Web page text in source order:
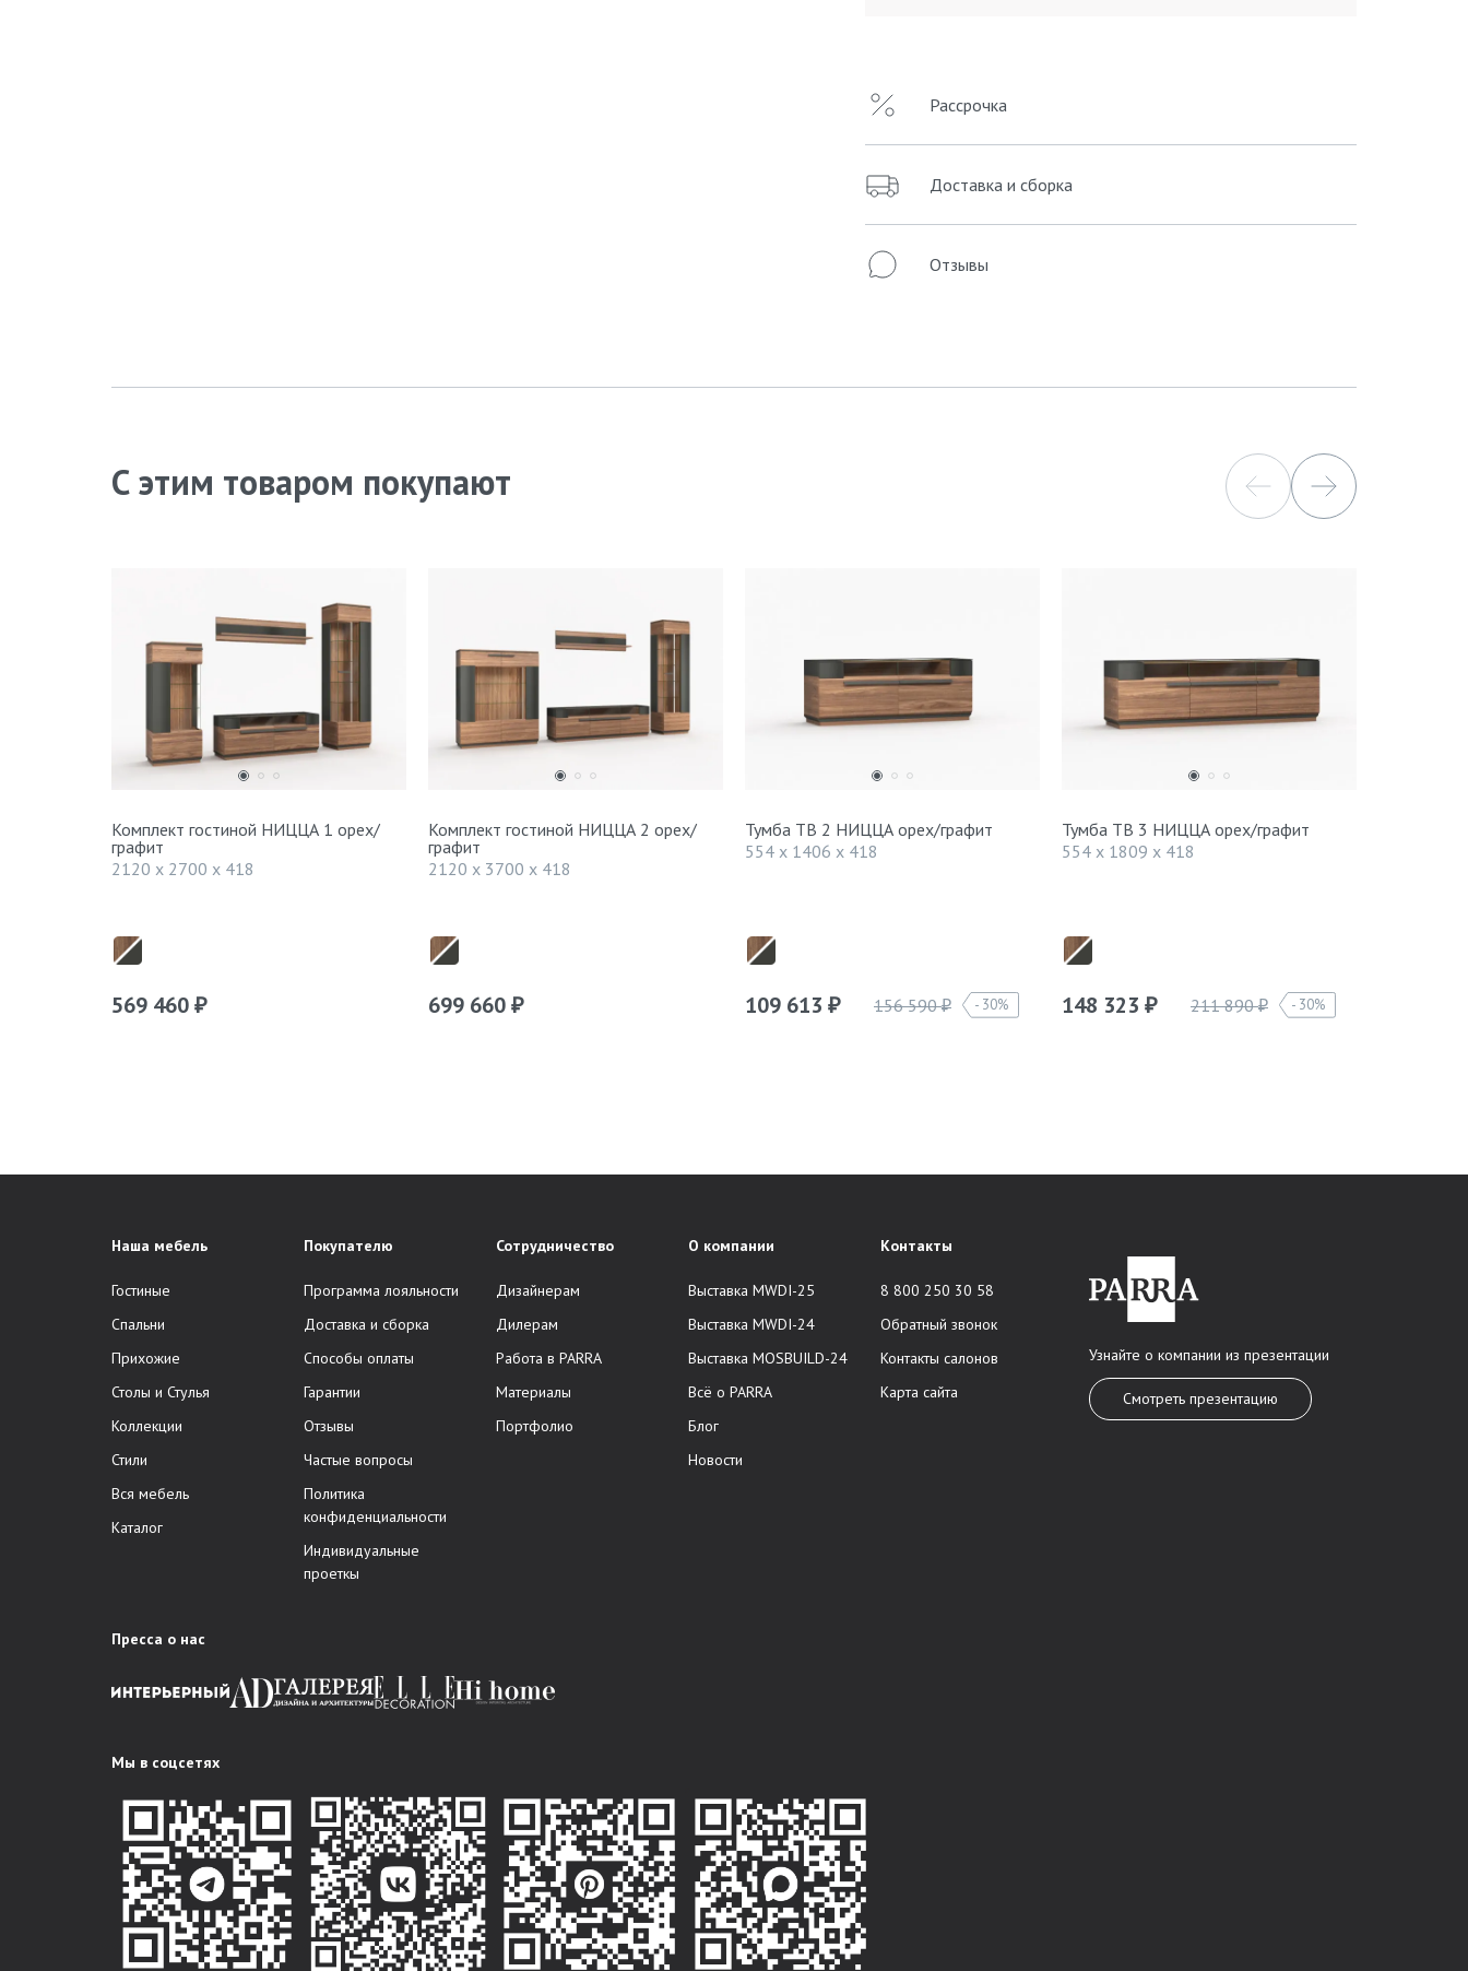
Рассрочка
Доставка и сборка
Отзывы
С этим товаром покупают
Комплект гостиной НИЦЦА 1 орех/
графит
2120 x 2700 x 418
569 460 ₽
Комплект гостиной НИЦЦА 2 орех/
графит
2120 x 3700 x 418
699 660 ₽
Тумба ТВ 2 НИЦЦА орех/графит
554 x 1406 x 418
109 613 ₽ 156 590₽ 30%
Тумба ТВ 3 НИЦЦА орех/графит
554 x 1809 x 418
148 323 ₽ 211 890₽ 30%
Наша мебель
Гостиные
Спальни
Прихожие
Столы и Стулья
Коллекции
Стили
Вся мебель
Каталог
Покупателю
Программа лояльности
Доставка и сборка
Способы оплаты
Гарантии
Отзывы
Частые вопросы
Политика
конфиденциальности
Индивидуальные
проеткы
Сотрудничество
Дизайнерам
Дилерам
Работа в PARRA
Материалы
Портфолио
О компании
Выставка MWDI-25
Выставка MWDI-24
Выставка MOSBUILD-24
Всё о PARRA
Блог
Новости
Контакты
8 800 250 30 58
Обратный звонок
Контакты салонов
Карта сайта
Узнайте о компании из презентации
Смотреть презентацию
Пресса о нас
Мы в соцсетях